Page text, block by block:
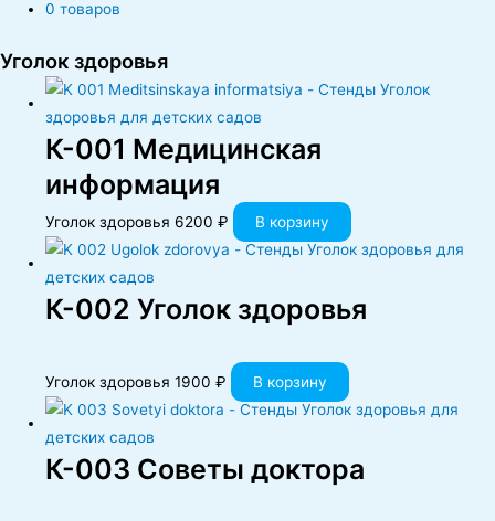
0 товаров
Уголок здоровья
К-001 Медицинская
информация
Уголок здоровья6200₽ В корзину
К-002 Уголок здоровья
Уголок здоровья1900₽ В корзину
К-003 Советы доктора